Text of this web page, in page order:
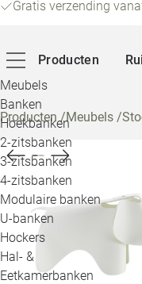
Gratis verzending
Producten
Meubels
Banken
Hoekbanken
2-zitsbanken
3-zitsbanken
4-zitsbanken
Modulaire banken
U-banken
Hockers
Hal- &
Eetkamerbanken
Producten/Meubels /